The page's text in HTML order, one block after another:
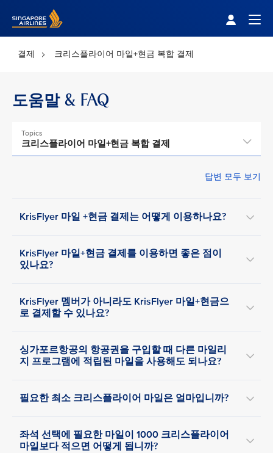
결제 크리스플라이어 마일+현금 복합 결제
도움말 & FAQ
Topics
크리스플라이어 마일+현금 복합 결제
답변 모두 보기
KrisFlyer 마일 +현금 결제는 어떻게 이용하나요?
KrisFlyer 마일+현금 결제를 이용하면 좋은 점이
있나요?
KrisFlyer 멤버가 아니라도 KrisFlyer 마일+현금으
로 결제할 수 있나요?
싱가포르항공의 항공권을 구입할 때 다른 마일리
지 프로그램에 적립된 마일을 사용해도 되나요?
필요한 최소 크리스플라이어 마일은 얼마입니까?
좌석 선택에 필요한 마일이 1000 크리스플라이어
마일보다 적으면 어떻게 됩니까?